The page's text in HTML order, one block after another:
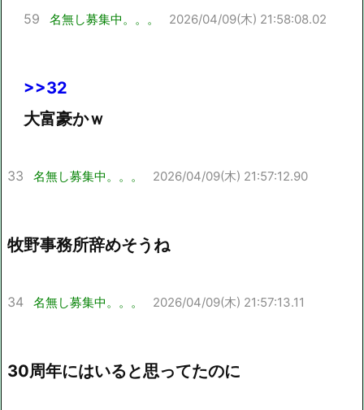
59 名無し募集中。。。 2026/04/09(木) 21:58:08.02
>>32
大富豪かｗ
33 名無し募集中。。。 2026/04/09(木) 21:57:12.90
牧野事務所辞めそうね
34 名無し募集中。。。 2026/04/09(木) 21:57:13.11
30周年にはいると思ってたのに